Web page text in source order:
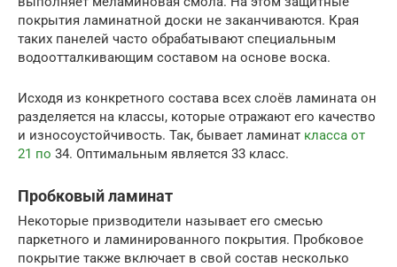
покрытия ламинатной доски не заканчиваются. Края
таких панелей часто обрабатывают специальным
водоотталкивающим составом на основе воска.
Исходя из конкретного состава всех слоёв ламината он
разделяется на классы, которые отражают его качество
и износоустойчивость. Так, бывает ламинат класса от
21 по 34. Оптимальным является 33 класс.
Пробковый ламинат
Некоторые призводители называет его смесью
паркетного и ламинированного покрытия. Пробковое
покрытие также включает в свой состав несколько